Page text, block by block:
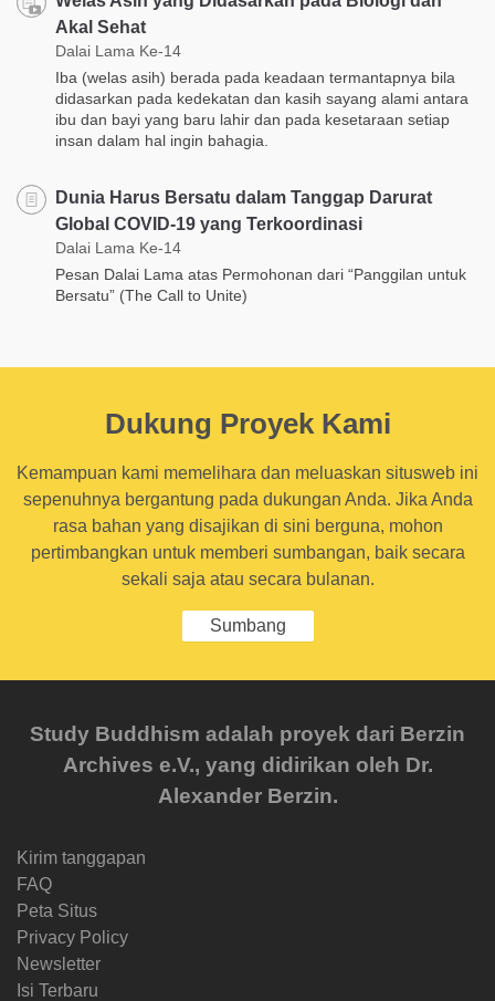
Akal Sehat
Dalai Lama Ke-14
Iba (welas asih) berada pada keadaan termantapnya bila
didasarkan pada kedekatan dan kasih sayang alami antara
ibu dan bayi yang baru lahir dan pada kesetaraan setiap
insan dalam hal ingin bahagia.
Dunia Harus Bersatu dalam Tanggap Darurat
Global COVID-19 yang Terkoordinasi
Dalai Lama Ke-14
Pesan Dalai Lama atas Permohonan dari “Panggilan untuk
Bersatu” (The Call to Unite)
Dukung Proyek Kami
Kemampuan kami memelihara dan meluaskan situsweb ini
sepenuhnya bergantung pada dukungan Anda. Jika Anda
rasa bahan yang disajikan di sini berguna, mohon
pertimbangkan untuk memberi sumbangan, baik secara
sekali saja atau secara bulanan.
Sumbang
Study Buddhism adalah proyek dari Berzin
Archives e.V., yang didirikan oleh Dr.
Alexander Berzin.
Kirim tanggapan
FAQ
Peta Situs
Privacy Policy
Newsletter
Isi Terbaru